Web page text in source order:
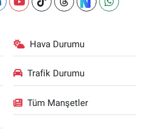
Hava Durumu
Trafik Durumu
Tüm Manşetler